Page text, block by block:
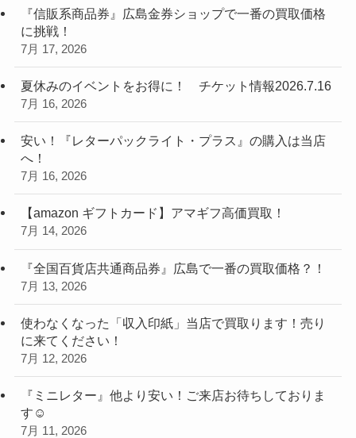
『信販系商品券』広島金券ショップで一番の買取価格
に挑戦！
7月 17, 2026
夏休みのイベントをお得に！ チケット情報2026.7.16
7月 16, 2026
安い！『レターパックライト・プラス』の購入は当店
へ！
7月 16, 2026
【amazon ギフトカード】アマギフ高価買取！
7月 14, 2026
『全国百貨店共通商品券』広島で一番の買取価格？！
7月 13, 2026
使わなくなった「収入印紙」当店で買取ります！売り
に来てください！
7月 12, 2026
『ミニレター』他より安い！ご来店お待ちしておりま
す☺
7月 11, 2026